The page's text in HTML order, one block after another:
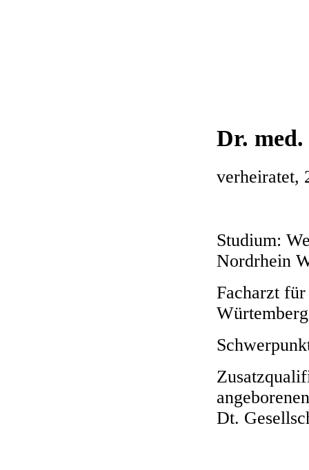
Dr.
verheiratet,
Studium:
Nordrhein
Facharzt
Würtemberg
Dt.